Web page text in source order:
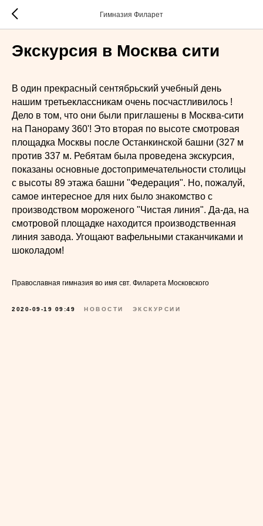
Гимназия Филарет
Экскурсия в Москва сити
В один прекрасный сентябрьский учебный день
нашим третьеклассникам очень посчастливилось !
Дело в том, что они были приглашены в Москва-сити
на Панораму 360'! Это вторая по высоте смотровая
площадка Москвы после Останкинской башни (327 м
против 337 м. Ребятам была проведена экскурсия,
показаны основные достопримечательности столицы
с высоты 89 этажа башни "Федерация". Но, пожалуй,
самое интересное для них было знакомство с
производством мороженого "Чистая линия". Да-да, на
смотровой площадке находится производственная
линия завода. Угощают вафельными стаканчиками и
шоколадом!
Православная гимназия во имя свт. Филарета Московского
2020-09-19 09:49 НОВОСТИ ЭКСКУРСИИ